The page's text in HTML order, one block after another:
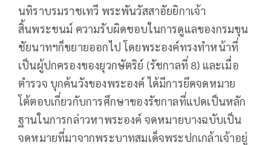
นทิราบรมราชเทวี พระพันวัสสาอัยยิกาเจ้า
สิ้นพระชนม์ ความรับผิดชอบในการดูแลของกรมขุน
ชัยนาทฯก็ขยายออกไป โดยพระองค์ทรงทำหน้าที่
เป็นผู้ปกครองของยุวกษัตริย์ (รัชกาลที่ 8) และเมื่อ
ตำรวจ บุกค้นวังของพระองค์ ได้มีการยึดจดหมาย
โต้ตอบเกี่ยวกับการศึกษาของรัชกาลที่แปดเป็นหลัก
ฐานในการกล่าวหาพระองค์ จดหมายบางฉบับเป็น
จดหมายที่มาจากพระบาทสมเด็จพระปกเกล้าเจ้าอยู่